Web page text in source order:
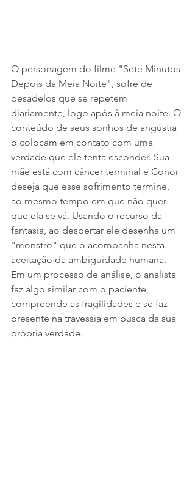
O personagem do filme "Sete Minutos
Depois da Meia Noite", sofre de
pesadelos que se repetem
diariamente, logo após à meia noite. O
conteúdo de seus sonhos de angústia
o colocam em contato com uma
verdade que ele tenta esconder. Sua
mãe está com câncer terminal e Conor
deseja que esse sofrimento termine,
ao mesmo tempo em que não quer
que ela se vá. Usando o recurso da
fantasia, ao despertar ele desenha um
"monstro" que o acompanha nesta
aceitação da ambiguidade humana.
Em um processo de análise, o analista
faz algo similar com o paciente,
compreende as fragilidades e se faz
presente na travessia em busca da sua
própria verdade.